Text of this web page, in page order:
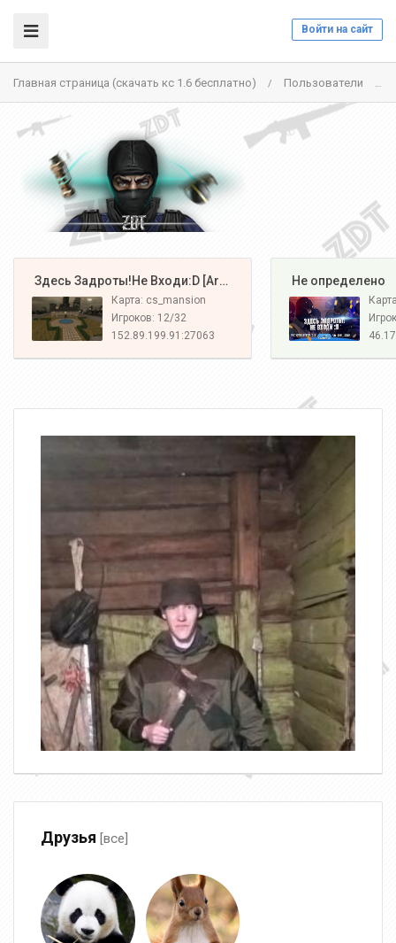
Войти на сайт
Главная страница (скачать кс 1.6 бесплатно) / Пользователи
️ Здесь Задроты!Не Входи:D [Army#1]
Карта: cs_mansion
Игроков: 12/32
152.89.199.91:27063
️ Не определено
Друзья [все]